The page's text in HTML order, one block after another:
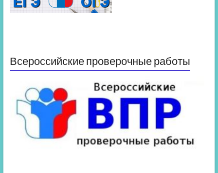
Всероссийские проверочные работы